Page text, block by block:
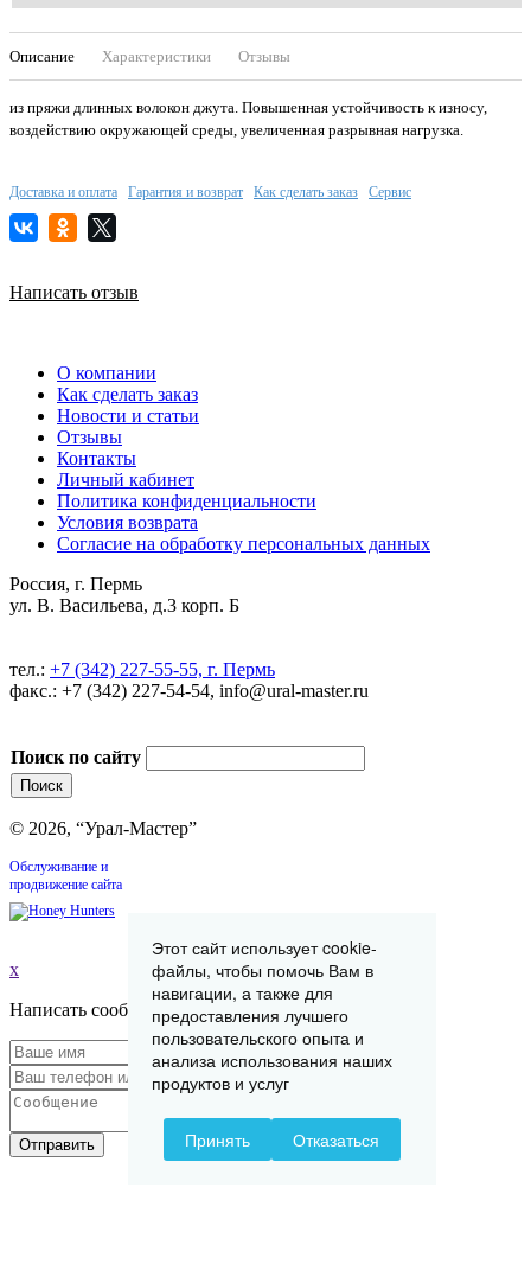
Описание Характеристики Отзывы
из пряжи длинных волокон джута. Повышенная устойчивость к износу,
воздействию окружающей среды, увеличенная разрывная нагрузка.
Доставка и оплата Гарантия и возврат Как сделать заказ Сервис
Написать отзыв
О компании
Как сделать заказ
Новости и статьи
Отзывы
Контакты
Личный кабинет
Политика конфиденциальности
Условия возврата
Согласие на обработку персональных данных
Россия, г. Пермь
ул. В. Васильева, д.3 корп. Б
тел.: +7 (342) 227-55-55, г. Пермь
факс.: +7 (342) 227-54-54, info@ural-master.ru
Поиск по сайту
© 2026, “Урал-Мастер”
Обслуживание и
продвижение сайта
x
Написать сообщение
Отправить
Этот сайт использует cookie-
файлы, чтобы помочь Вам в
навигации, а также для
предоставления лучшего
пользовательского опыта и
анализа использования наших
продуктов и услуг
Принять Отказаться